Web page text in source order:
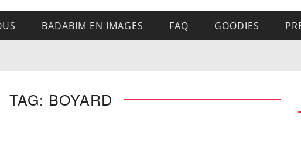
BADABIM EN IMAGES FAQ GOODIES
TAG: BOYARD